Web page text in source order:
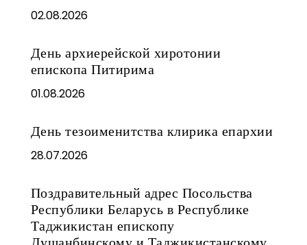
02.08.2026
День архиерейской хиротонии
епископа Питирима
01.08.2026
День тезоименитства клирика епархии
28.07.2026
Поздравительный адрес Посольства
Республики Беларусь в Республике
Таджикистан епископу